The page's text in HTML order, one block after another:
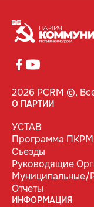
2026 PCRM ©,
О ПАРТИИ
УСТАВ
Программа ПКРМ
Съезды
Руководящие
Муниципальные/
Отчеты
ИНФОРМАЦИЯ